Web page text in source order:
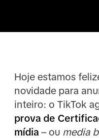
Hoje estamos
novidade para
inteiro: o TikTok
prova de
mídia – ou media